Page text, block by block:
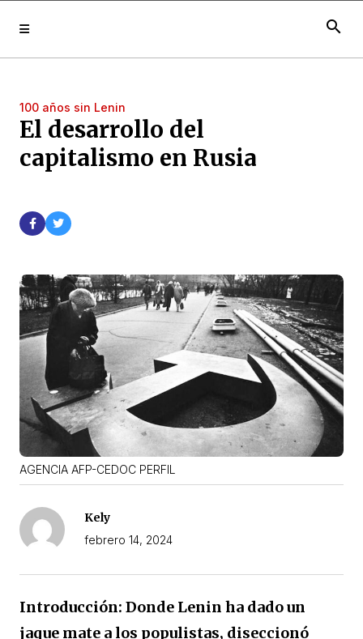
search
100 años sin Lenin
El desarrollo del
capitalismo en Rusia
AGENCIA AFP-CEDOC PERFIL
Kely
febrero 14, 2024
Introducción: Donde Lenin ha dado un
jaque mate a los populistas, diseccionó